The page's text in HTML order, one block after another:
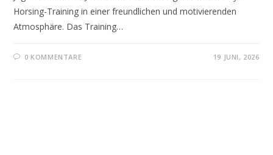
Horsing-Training in einer freundlichen und motivierenden
Atmosphäre. Das Training…
0 KOMMENTARE 19 JUNI, 2026